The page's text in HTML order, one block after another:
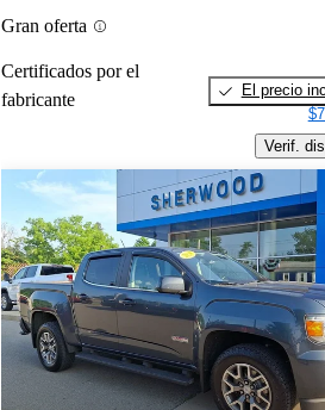
Gran oferta
Certificados por el
fabricante
El precio
Verif.